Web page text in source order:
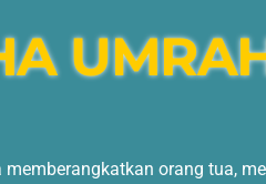
memberangkatkan orang tua,